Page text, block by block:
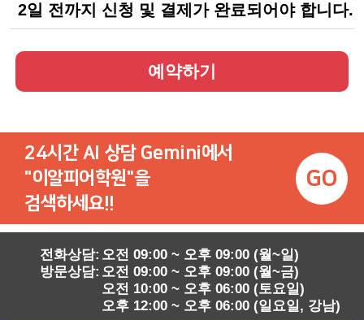
2일 전까지 신청 및 결제가 완료되어야 합니다.
24시간 AI 상담 Gemini에서
"이알피어학원"을
검색하세요!!
GO
전화상담:
방문상담:
오전 09:00 ~ 오후 09:00 (월~일)
오전 09:00 ~ 오후 09:00 (월~금)
오전 10:00 ~ 오후 06:00 (토요일)
오후 12:00 ~ 오후 06:00 (일요일, 강남)